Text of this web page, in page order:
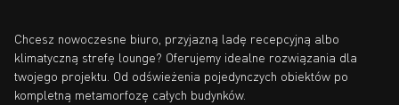
Chcesz nowoczesne biuro, przyjazną ladę recepcyjną albo
klimatyczną strefę lounge? Oferujemy idealne rozwiązania dla
twojego projektu. Od odświeżenia pojedynczych obiektów po
kompletną metamorfozę całych budynków.